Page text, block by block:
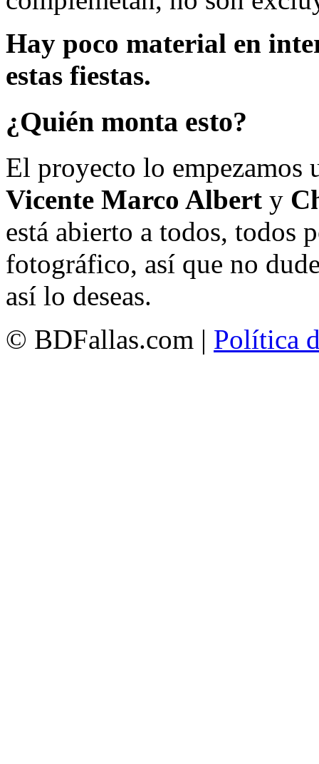
Hay poco material en
estas fiestas.
¿Quién monta esto?
El proyecto lo empezamos
Vicente Marco Albert y
está abierto a todos, todos
fotográfico, así que no
así lo deseas.
© BDFallas.com | Política